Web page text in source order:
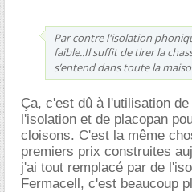
Par contre l'isolation
faible..Il suffit de tirer la
s’entend dans toute la
Ça, c'est dû à l'utilisation
l'isolation et de placopan
cloisons. C'est la même
premiers prix construites
j'ai tout remplacé par de
Fermacell, c'est beaucoup